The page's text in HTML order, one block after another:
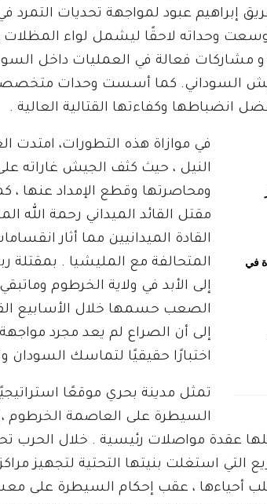
إبراهيم عبود لمواجهة تحديات التمرد
دفعاته في بريطانيا عام 1962. توسعت وحداته لاحقًا ليشمل
مشاركات فعالة في العمليات داخل
الجيش السوداني. كما أسست وحدات
انضباطها وكفاءتها القتالية العالية .
في
في موازاة هذه التطورات، امتدت
النيل ، حيث كثف الجيش غاراته
ومحاصرتها وقطع الإمداد عنها
مقتل القائد الميداني رحمة الله
القادة الميدانيين مما أثار
المتحالفة مع المليشيا .
إلى الأبد في ولاية الخرطوم
الصعب حسمها خلال الأسابيع
إلى أن الصراع لم يعد مجرد
اختبارًا حقيقيًا لتماسك السودان
تمثل مدينة بحري موقعًا
السيطرة على العاصمة الخرطوم
عقدة مواصلات رئيسية . خلال الحرب
التي استغلت بنيتها التحتية لتجهيز
أحياءها ، عقب إحكام السيطرة على